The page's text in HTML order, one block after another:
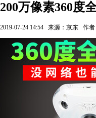
200万像素360度
2019-07-24 14:54 来源：京东 作